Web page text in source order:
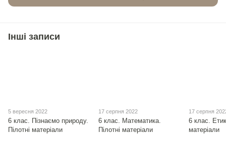
Інші записи
5 вересня 2022
6 клас. Пізнаємо природу.
Пілотні матеріали
17 серпня 2022
6 клас. Математика.
Пілотні матеріали
17 серпня
6 клас.
матеріали